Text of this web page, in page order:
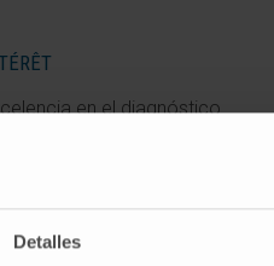
Detalles
en el diagnóstico